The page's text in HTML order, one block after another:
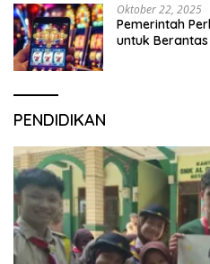
Oktober 22, 2025
Pemerintah
untuk
PENDIDIKAN